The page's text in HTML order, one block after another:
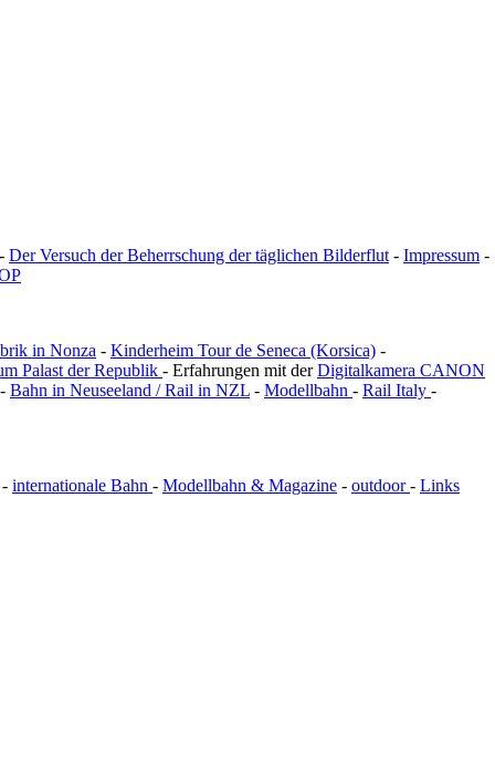
- Der Versuch der Beherrschung der täglichen Bilderflut- Impressum -
in Nonza - Kinderheim Tour de Seneca (Korsica) -
Palast der Republik - Erfahrungen mit derDigitalkamera CANON
- Bahn in Neuseeland / Rail in NZL - Modellbahn - Rail Italy -
- internationale Bahn - Modellbahn & Magazine - outdoor- Links